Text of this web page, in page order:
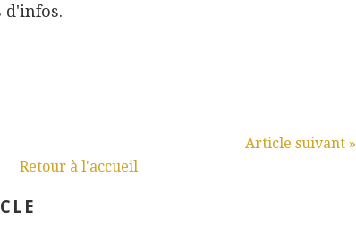
d'infos.
Article suivant »
Retour à l'accueil